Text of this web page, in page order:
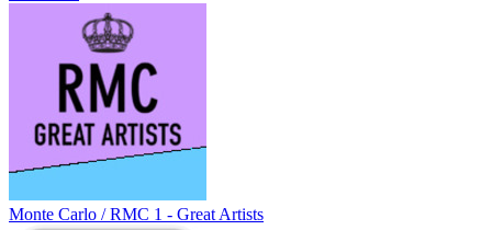
Monte Carlo / RMC 1 - Great Artists